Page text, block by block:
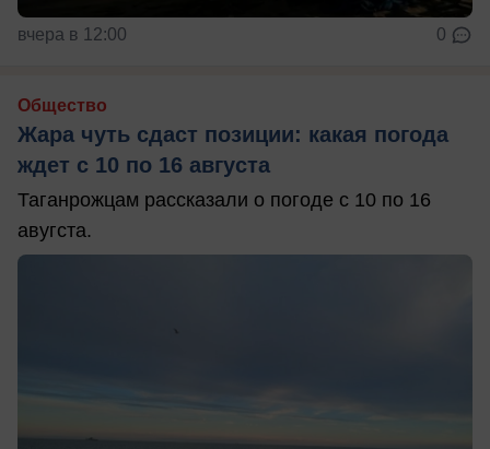
вчера в 12:00 0
Общество
Жара чуть сдаст позиции: какая погода
ждет с 10 по 16 августа
Таганрожцам рассказали о погоде с 10 по 16
авугста.